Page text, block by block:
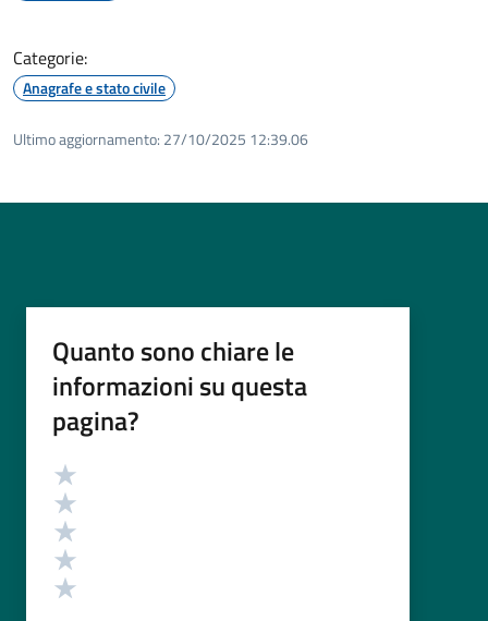
Categorie:
Anagrafe e stato civile
Ultimo aggiornamento: 27/10/2025 12:39.06
Quanto sono chiare le
informazioni su questa
pagina?
Valutazione